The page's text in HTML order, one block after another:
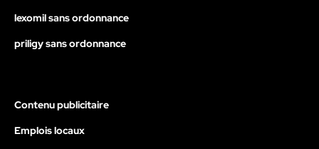
lexomil sans ordonnance
priligy sans ordonnance
Contenu publicitaire
Emplois locaux